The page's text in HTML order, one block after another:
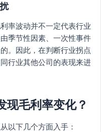
率波动并不一定代表行业
季节性因素、一次性事件
。因此，在判断行业拐点
行业其他公司的表现来进
现毛利率变化？
以下几个方面入手：